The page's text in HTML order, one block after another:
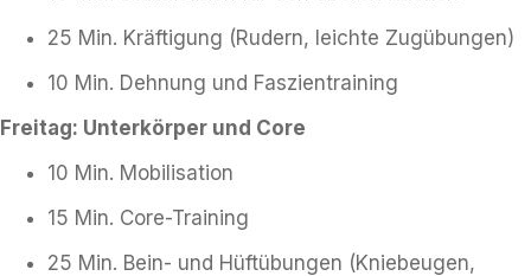
25 Min. Kräftigung (Rudern, leichte Zugübungen)
10 Min. Dehnung und Faszientraining
Freitag: Unterkörper und Core
10 Min. Mobilisation
15 Min. Core-Training
25 Min. Bein- und Hüftübungen (Kniebeugen,